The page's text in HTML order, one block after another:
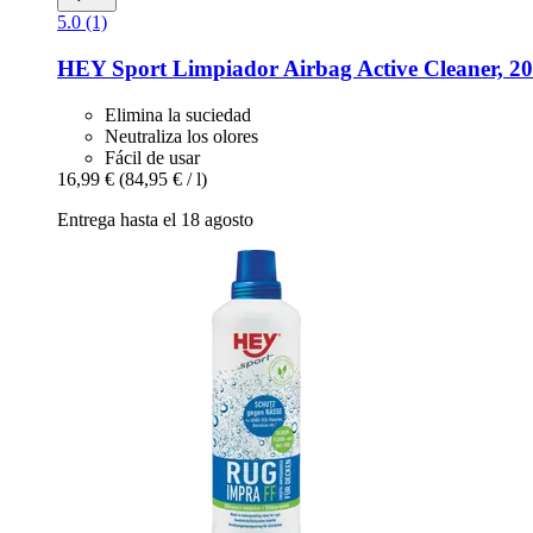
5.0 (1)
HEY Sport Limpiador Airbag Active Cleaner,
Elimina la suciedad
Neutraliza los olores
Fácil de usar
16,99 € (84,95 € / l)
Entrega hasta el 18 agosto